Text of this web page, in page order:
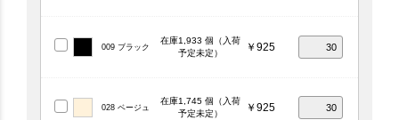
009 ブラック
在庫1,933 個（入荷
予定未定）
￥925
028 ベージュ
在庫1,745 個（入荷
予定未定）
￥925